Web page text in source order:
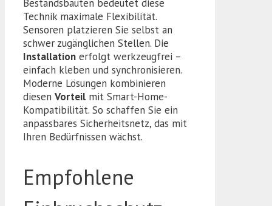
Bestandsbauten bedeutet diese
Technik maximale Flexibilität.
Sensoren platzieren Sie selbst an
schwer zugänglichen Stellen. Die
Installation erfolgt werkzeugfrei –
einfach kleben und synchronisieren.
Moderne Lösungen kombinieren
diesen Vorteil mit Smart-Home-
Kompatibilität. So schaffen Sie ein
anpassbares Sicherheitsnetz, das mit
Ihren Bedürfnissen wächst.
Empfohlene